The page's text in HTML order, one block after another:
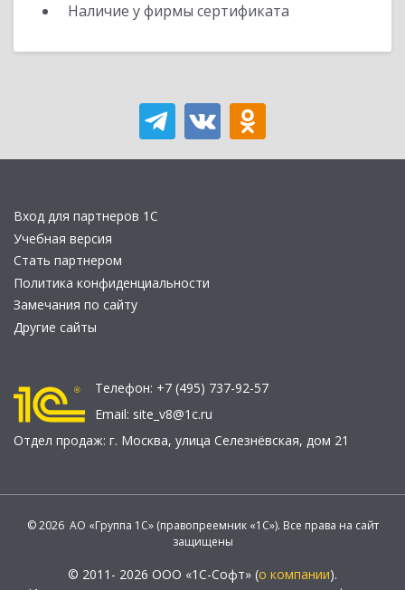
Наличие у фирмы сертификата
Вход для партнеров 1С
Учебная версия
Стать партнером
Политика конфиденциальности
Замечания по сайту
Другие сайты
Телефон: +7 (495) 737-92-57
Email: site_v8@1c.ru
Отдел продаж: г. Москва, улица Селезнёвская, дом 21
© 2026 АО «Группа 1С» (правопреемник «1С»). Все права на сайт
защищены
© 2011- 2026 ООО «1С-Софт» (о компании).